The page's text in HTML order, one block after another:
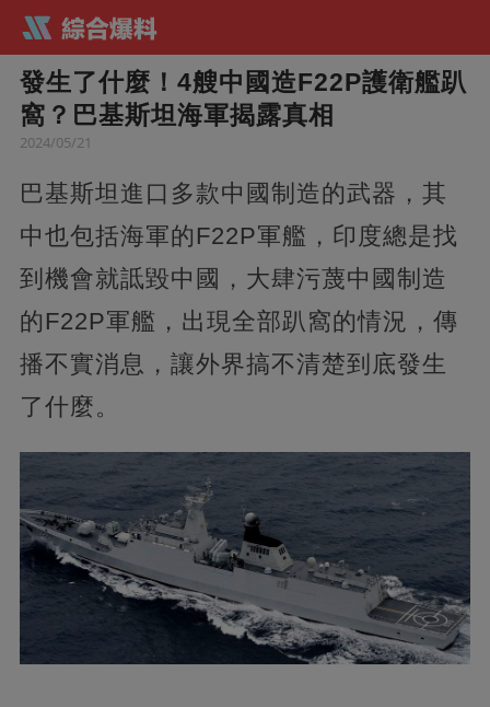
發生了什麼！4艘中國造F22P護衛艦趴
窩？巴基斯坦海軍揭露真相
2024/05/21
巴基斯坦進口多款中國制造的武器，其
中也包括海軍的F22P軍艦，印度總是找
到機會就詆毀中國，大肆污蔑中國制造
的F22P軍艦，出現全部趴窩的情況，傳
播不實消息，讓外界搞不清楚到底發生
了什麼。